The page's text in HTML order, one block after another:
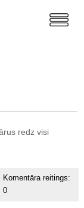
redz visi
Komentāra reitings:
0